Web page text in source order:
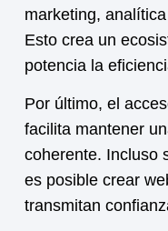
marketing,
Esto crea un
potencia la
Por último, el
facilita mantener
coherente. Incluso
es posible crear
transmitan